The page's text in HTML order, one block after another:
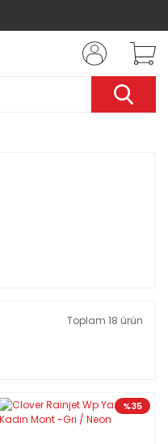
Toplam 18 ürün
%35